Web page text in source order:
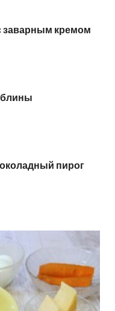
заварным кремом
пирог